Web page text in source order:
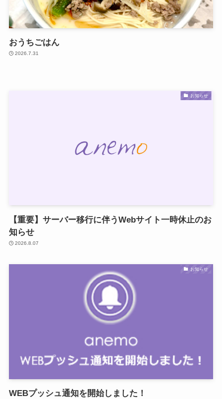
おうちごはん
2026.7.31
お知らせ
【重要】サーバー移行に伴うWebサイト一時休止のお
知らせ
2026.8.07
お知らせ
WEBプッシュ通知を開始しました！